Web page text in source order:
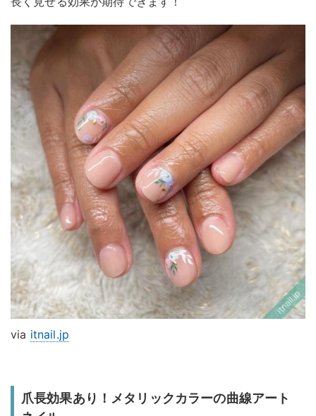
via itnail.jp
爪長効果あり！メタリックカラーの曲線アート